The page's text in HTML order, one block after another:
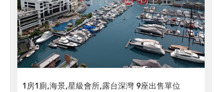
1房1廁,海景,星級會所,露台深灣 9座出售單位